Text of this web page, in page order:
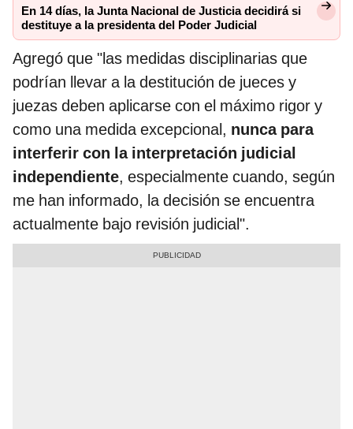
En 14 días, la Junta Nacional de Justicia decidirá si
destituye a la presidenta del Poder Judicial
Agregó que "las medidas disciplinarias que
podrían llevar a la destitución de jueces y
juezas deben aplicarse con el máximo rigor y
como una medida excepcional, nunca para
interferir con la interpretación judicial
independiente, especialmente cuando, según
me han informado, la decisión se encuentra
actualmente bajo revisión judicial".